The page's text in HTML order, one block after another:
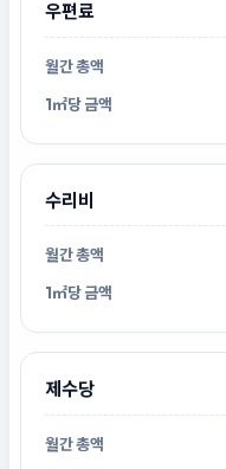
우편료
수리비
제수당